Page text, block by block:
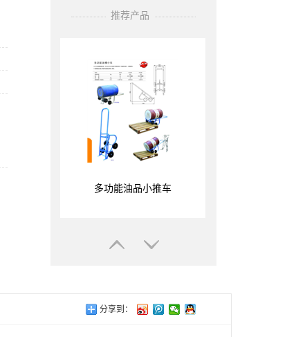
推荐产品
一种比表面积为200㎡/g的亲水型
流挂的助剂，具有改善粉末的性
质，提高流动性和抗结块性。
树脂桶小车，方便实用
多功能油品小推车
分享到：